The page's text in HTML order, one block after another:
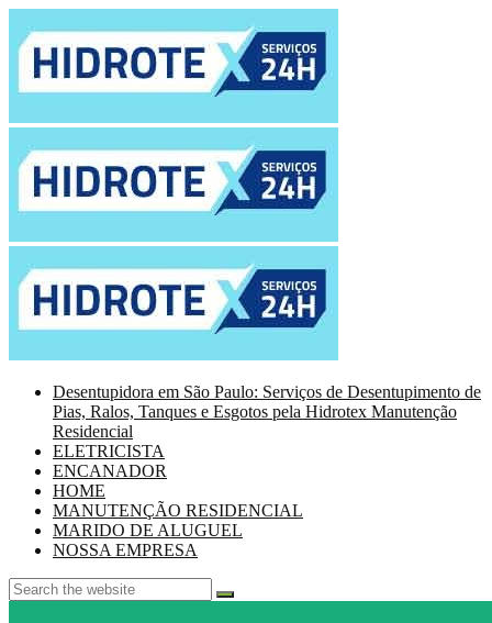
Desentupidora em São Paulo: Serviços de Desentupimento de
Pias, Ralos, Tanques e Esgotos pela Hidrotex Manutenção
Residencial
ELETRICISTA
ENCANADOR
HOME
MANUTENÇÃO RESIDENCIAL
MARIDO DE ALUGUEL
NOSSA EMPRESA